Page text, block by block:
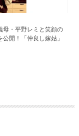
母・平野レミと笑顔の
公開！「仲良し嫁姑」